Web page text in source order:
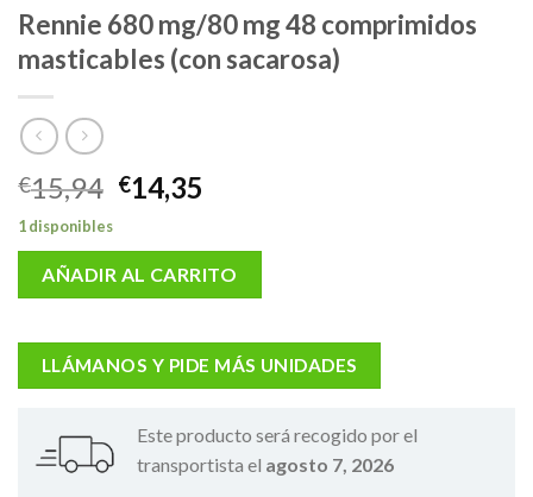
Rennie 680 mg/80 mg 48 comprimidos
masticables (con sacarosa)
€15,94 El
precio
original
era:
€15,94.
€14,35
actual
es:
€14,35.
1 disponibles
AÑADIR AL CARRITO
LLÁMANOS Y PIDE MÁS UNIDADES
Este producto será recogido por el
transportista el agosto 7, 2026